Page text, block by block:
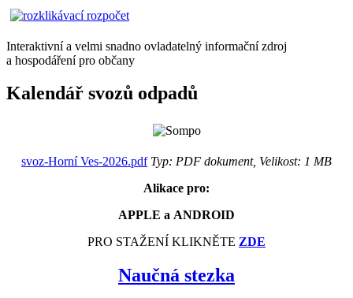
Interaktivní a velmi snadno ovladatelný informační zdroj
a hospodáření pro občany
Kalendář svozů odpadů
svoz-Horní Ves-2026.pdfTyp: PDF dokument, Velikost: 1 MB
Alikace pro:
APPLE a ANDROID
PRO STAŽENÍ KLIKNĚTE ZDE
Naučná stezka